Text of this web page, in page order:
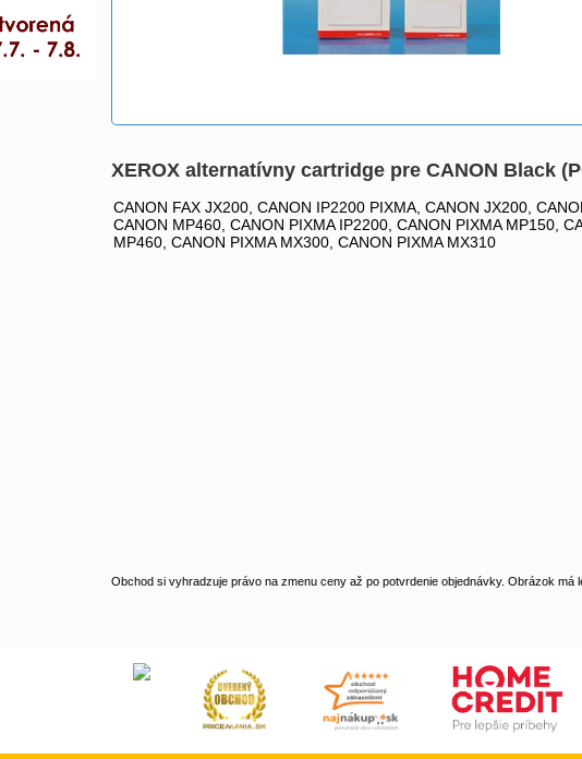
XEROX alternatívny cartridge pre CANON Black
CANON FAX JX200, CANON IP2200 PIXMA, CANON JX200,
CANON MP460, CANON PIXMA IP2200, CANON PIXMA MP150,
MP460, CANON PIXMA MX300, CANON PIXMA MX310
Obchod si vyhradzuje právo na zmenu ceny až po potvrdenie objednávky. Obrázok má